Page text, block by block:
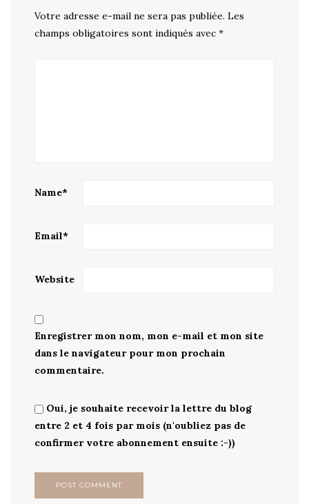
Votre adresse e-mail ne sera pas publiée. Les
champs obligatoires sont indiqués avec *
Name*
Email*
Website
Enregistrer mon nom, mon e-mail et mon site
dans le navigateur pour mon prochain
commentaire.
Oui, je souhaite recevoir la lettre du blog
entre 2 et 4 fois par mois (n'oubliez pas de
confirmer votre abonnement ensuite :-))